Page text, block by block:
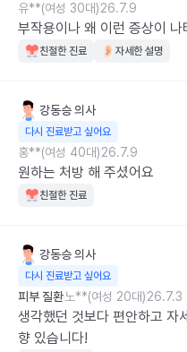
유**(여성 30대)26.7.9
부작용이나 왜 이런 증상이
친절한 진료 자세한 설명
강동승의사
다시 진료받고 싶어요
홍**(여성 40대)26.7.9
원하는 처방 해 주셨어요
친절한 진료
강동승의사
다시 진료받고 싶어요
피부 질환노**(여성 20대)26.7.3
생각했던 것보다 편안하고 자
향 있습니다!